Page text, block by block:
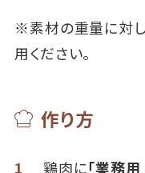
※素材の重量に対
用ください。
作り方
1 鶏肉に「業務